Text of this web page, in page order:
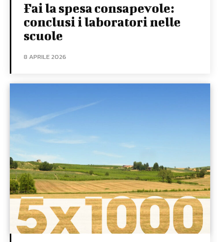
Fai la spesa consapevole:
conclusi i laboratori nelle
scuole
8 APRILE 2026